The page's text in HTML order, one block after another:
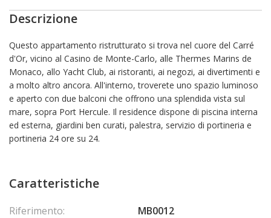
Descrizione
Questo appartamento ristrutturato si trova nel cuore del Carré
d'Or, vicino al Casino de Monte-Carlo, alle Thermes Marins de
Monaco, allo Yacht Club, ai ristoranti, ai negozi, ai divertimenti e
a molto altro ancora. All'interno, troverete uno spazio luminoso
e aperto con due balconi che offrono una splendida vista sul
mare, sopra Port Hercule. Il residence dispone di piscina interna
ed esterna, giardini ben curati, palestra, servizio di portineria e
portineria 24 ore su 24.
Caratteristiche
Riferimento:
MB0012